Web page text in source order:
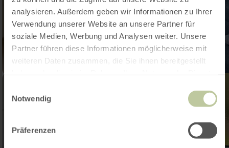
analysieren. Außerdem geben wir Informationen zu Ihrer
Verwendung unserer Website an unsere Partner für
soziale Medien, Werbung und Analysen weiter. Unsere
Partner führen diese Informationen möglicherweise mit
weiteren Daten zusammen, die Sie ihnen bereitgestellt
Notwendig
Präferenzen